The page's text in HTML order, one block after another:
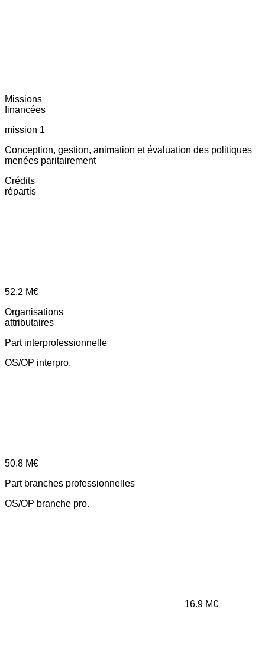
Missions
financées
mission 1
Conception, gestion, animation et évaluation des politiques
menées paritairement
Crédits
répartis
52.2 M€
Organisations
attributaires
Part interprofessionnelle
OS/OP interpro.
50.8 M€
Part branches professionnelles
OS/OP branche pro.
16.9 M€